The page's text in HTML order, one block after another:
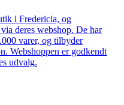
i Fredericia, og
deres webshop. De har
varer, og tilbyder
Webshoppen er godkendt
udvalg.